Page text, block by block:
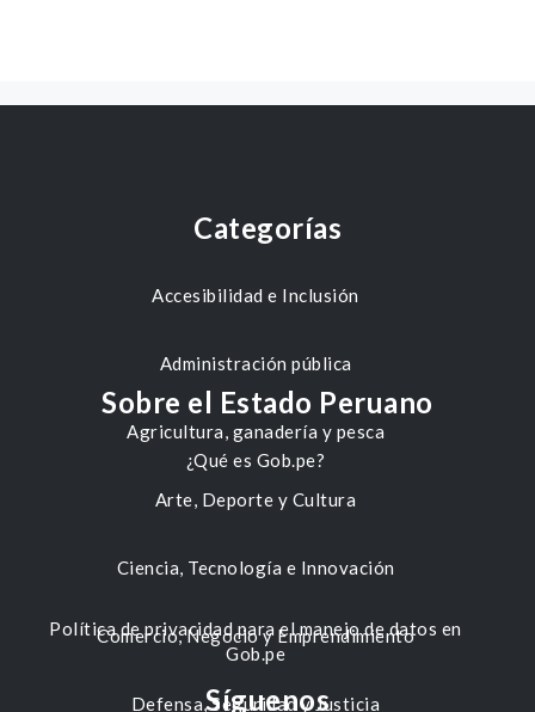
Categorías
Accesibilidad e Inclusión
Administración pública
Agricultura, ganadería y pesca
Arte, Deporte y Cultura
Ciencia, Tecnología e Innovación
Comercio, Negocio y Emprendimiento
Defensa, Seguridad y Justicia
Sobre el Estado Peruano
¿Qué es Gob.pe?
Política de privacidad para el manejo de datos en
Gob.pe
Síguenos